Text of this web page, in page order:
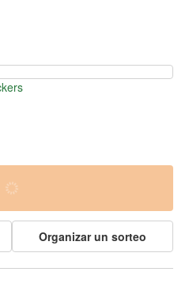
Organizar un sorteo